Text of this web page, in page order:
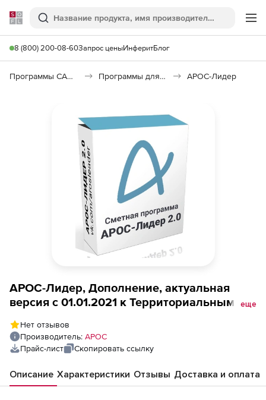
Softline
Поиск
8 (800) 200-08-60Запрос ценыИнферитБлог
Программы САПР и ГИС Программы для документооборота АРОС-Лидер
АРОС-Лидер, Дополнение, актуальная
версия с 01.01.2021 к Территориальным
специальные строительные, ремонтно-
строительные, монтажные работы для
ТСНБ-2001 МО в ред (2014 г.), 1-е рабочее
место
еще
Нет отзывов
Производитель: АРОС
Прайс-лист
Скопировать ссылку
Описание Характеристики Отзывы Доставка и оплата